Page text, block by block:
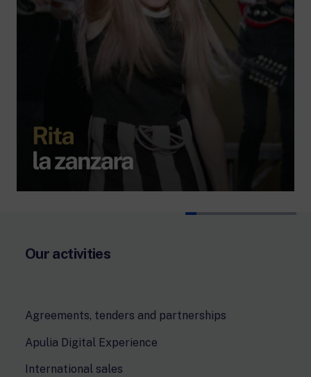
Our activities
Agreements, tenders and partnerships
Apulia Digital Experience
International sales